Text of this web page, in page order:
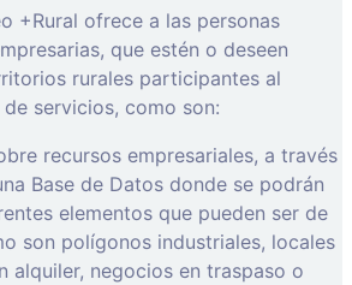
+Rural ofrece a las personas
que estén o deseen
rurales participantes al
servicios, como son:
recursos empresariales, a través
Base de Datos donde se podrán
elementos que pueden ser de
son polígonos industriales, locales
alquiler, negocios en traspaso o